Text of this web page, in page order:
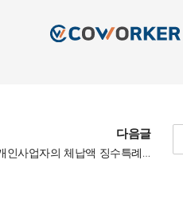
다음글
기타 영세개인사업자의 체납액 징수특례 제도 안내